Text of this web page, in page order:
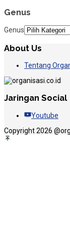
Genus
Genus
About Us
Tentang
Jaringan Social
Youtube
Copyright 2026